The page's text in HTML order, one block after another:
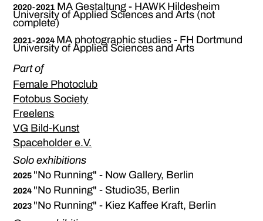
2020-2021 MA Gestaltung - HAWK Hildesheim
University of Applied Sciences and Arts (not
complete)
2021-2024 MA photographic studies - FH Dortmund
University of Applied Sciences and Arts
Part of
Female Photoclub
Fotobus Society
Freelens
VG Bild-Kunst
Spaceholder e.V.
Solo exhibitions
2025 "No Running" - Now Gallery, Berlin
2024 "No Running" - Studio35, Berlin
2023 "No Running" - Kiez Kaffee Kraft, Berlin